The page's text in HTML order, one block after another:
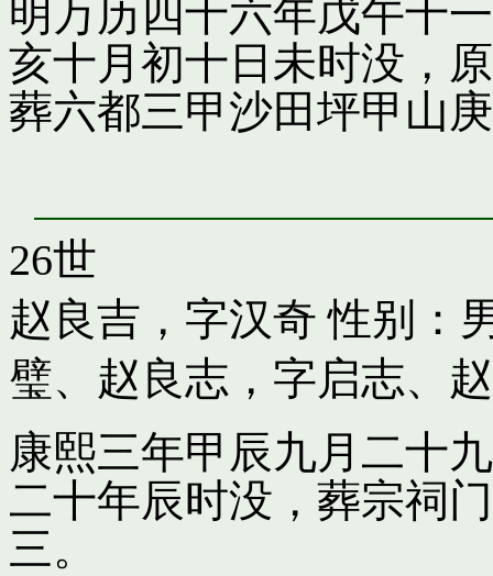
明万历四十六年戊午十
亥十月初十日未时没，
葬六都三甲沙田坪甲山
26世
赵良吉，字汉奇 性别：
璧、 赵良志，字启志、
康熙三年甲辰九月二十
二十年辰时没，葬宗祠
三。